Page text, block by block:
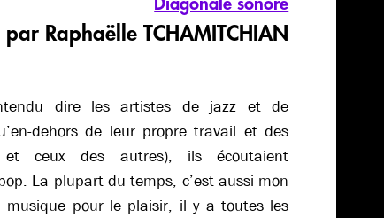
Diagonale sonore
Raphaëlle TCHAMITCHIAN
dire les artistes de jazz et de
dehors de leur propre travail et des
ceux des autres), ils écoutaient
La plupart du temps, c’est aussi mon
musique pour le plaisir, il y a toutes les